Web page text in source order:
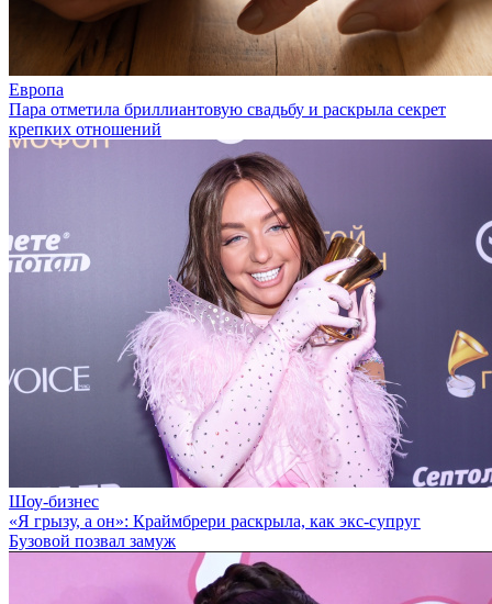
Европа
Пара отметила бриллиантовую свадьбу и раскрыла секрет
крепких отношений
Шоу-бизнес
«Я грызу, а он»: Краймбрери раскрыла, как экс-супруг
Бузовой позвал замуж